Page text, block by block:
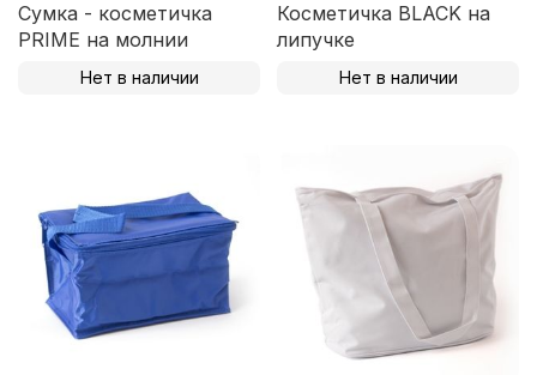
Сумка - косметичка
PRIME на молнии
Нет в наличии
Косметичка BLACK на
липучке
Нет в наличии